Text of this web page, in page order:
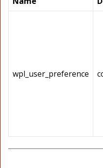
wpl_user_preference